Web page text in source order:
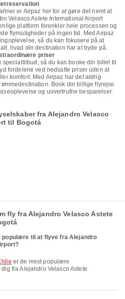
er Airpaz her for at gøre det nemt at
Velasco Astete International Airport
platform forenkler hele processen og
flymuligheder på ingen tid. Med Airpaz
så du kan fokusere på at
hvad din destination har at byde på.
priser
så du kan booke din billet til
fordelene ved nedsatte priser uden at
komfort. Med Airpaz har det aldrig
Book din billige flyrejse
og uovertrufne besparelser.
fra Alejandro Velasco
til Bogotá
fly fra Alejandro Velasco Astete
populære til at flyve fra Alejandro
er de mest populære
fra Alejandro Velasco Astete